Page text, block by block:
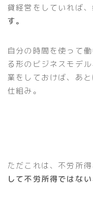
貸経営をしていれば、
す。
自分の時間を使って
る形のビジネスモデ
業をしておけば、あ
仕組み。
ただこれは、不労所
して不労所得ではない